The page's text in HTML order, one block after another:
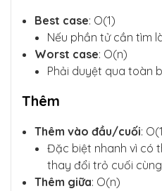
Best case: O(1)
Nếu phần tử cần tìm
Worst case: O(n)
Phải duyệt qua toàn
Thêm
Thêm vào đầu/cuối:
Đặc biệt nhanh vì có
thay đổi trỏ cuối
Thêm giữa: O(n)